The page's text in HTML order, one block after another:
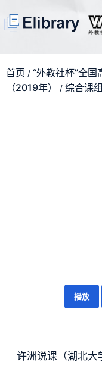
首页 / “外教社杯”全
（2019年）
/ 综合课组
播放
许洲说课（湖北大